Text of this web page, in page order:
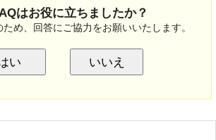
はお役に立ちましたか？
め、回答にご協力をお願いいたします。
い いいえ